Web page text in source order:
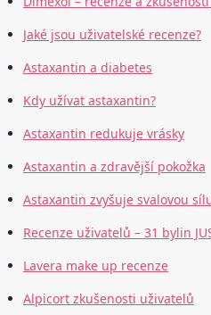
Jaké jsou uživatelské recenze?
Astaxantin a diabetes
Kdy užívat astaxantin?
Astaxantin redukuje vrásky
Astaxantin a zdravější pokožka
Astaxantin zvyšuje svalovou
Recenze uživatelů – 31 bylin
Lavera make up recenze
Alpicort zkušenosti uživatelů